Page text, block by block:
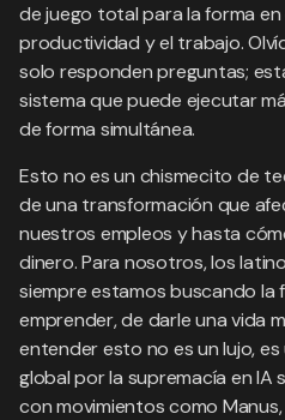
de juego total para la forma
productividad y el trabajo.
solo responden preguntas;
sistema que puede ejecutar
de forma simultánea.
Esto no es un chismecito de
de una transformación que
nuestros empleos y hasta
dinero. Para nosotros, los
siempre estamos buscando la
emprender, de darle una vida
entender esto no es un lujo,
global por la supremacía en IA
con movimientos como